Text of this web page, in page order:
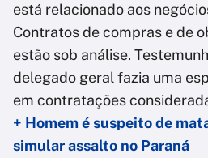
está relacionado aos
Contratos de compras e de
estão sob análise.
delegado geral fazia uma
em contratações
+ Homem é suspeito de
simular assalto no Paraná